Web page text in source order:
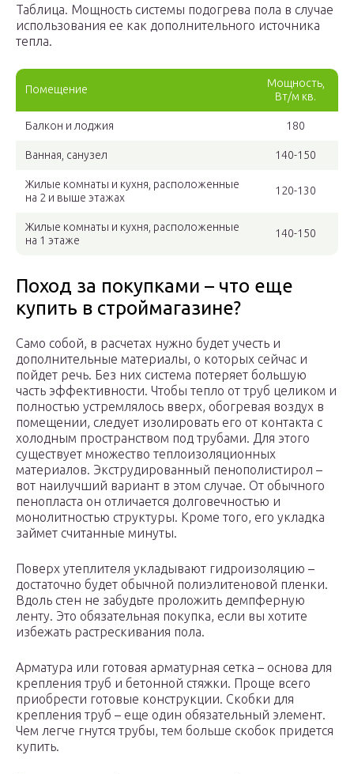
Таблица. Мощность системы подогрева пола в случае
использования ее как дополнительного источника
тепла.
Помещение
Мощность,
Вт/м кв.
Балкон и лоджия 180
Ванная, санузел 140-150
Жилые комнаты и кухня, расположенные
на 2 и выше этажах
120-130
Жилые комнаты и кухня, расположенные
на 1 этаже
140-150
Поход за покупками – что еще
купить в строймагазине?
Само собой, в расчетах нужно будет учесть и
дополнительные материалы, о которых сейчас и
пойдет речь. Без них система потеряет большую
часть эффективности. Чтобы тепло от труб целиком и
полностью устремлялось вверх, обогревая воздух в
помещении, следует изолировать его от контакта с
холодным пространством под трубами. Для этого
существует множество теплоизоляционных
материалов. Экструдированный пенополистирол –
вот наилучший вариант в этом случае. От обычного
пенопласта он отличается долговечностью и
монолитностью структуры. Кроме того, его укладка
займет считанные минуты.
Поверх утеплителя укладывают гидроизоляцию –
достаточно будет обычной полиэлитеновой пленки.
Вдоль стен не забудьте проложить демпферную
ленту. Это обязательная покупка, если вы хотите
избежать растрескивания пола.
Арматура или готовая арматурная сетка – основа для
крепления труб и бетонной стяжки. Проще всего
приобрести готовые конструкции. Скобки для
крепления труб – еще один обязательный элемент.
Чем легче гнутся трубы, тем больше скобок придется
купить.